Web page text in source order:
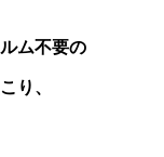
ム不要の
り、